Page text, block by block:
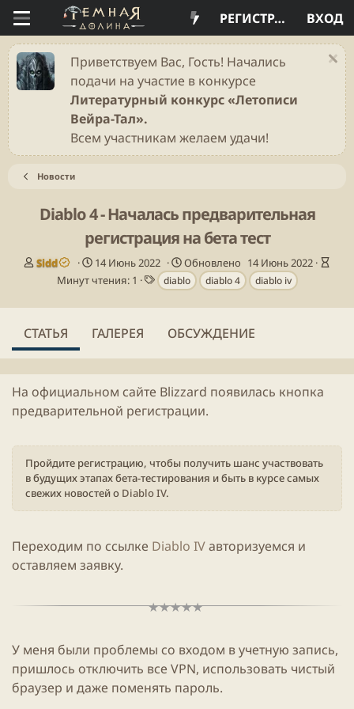
ВХОД
РЕГИСТРАЦИЯ
Приветствуем Вас, Гость! Начались
подачи на участие в конкурсе
Литературный конкурс «Летописи
Вейра-Тал».
Всем участникам желаем удачи!
Новости
Diablo 4 - Началась предварительная
регистрация на бета тест
А
о
Sidd
Д
а
а
у
к
а
и
14 Июнь 2022 Обновлено 14 Июнь 2022
В
м
т
Минут чтения: 1
Т
е
г
diablo diablo 4 diablo iv
СТАТЬЯ ГАЛЕРЕЯ ОБСУЖДЕНИЕ
На официальном сайте Blizzard появилась кнопка
предварительной регистрации.
Пройдите регистрацию, чтобы получить шанс участвовать
в будущих этапах бета-тестирования и быть в курсе самых
свежих новостей о Diablo IV.
Переходим по ссылке Diablo IVавторизуемся и
оставляем заявку.
У меня были проблемы со входом в учетную запись,
пришлось отключить все VPN, использовать чистый
браузер и даже поменять пароль.